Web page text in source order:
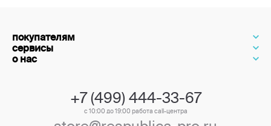
покупателям
сервисы
о нас
+7 (499) 444-33-67
с 10:00 до 19:00 работа call-центра